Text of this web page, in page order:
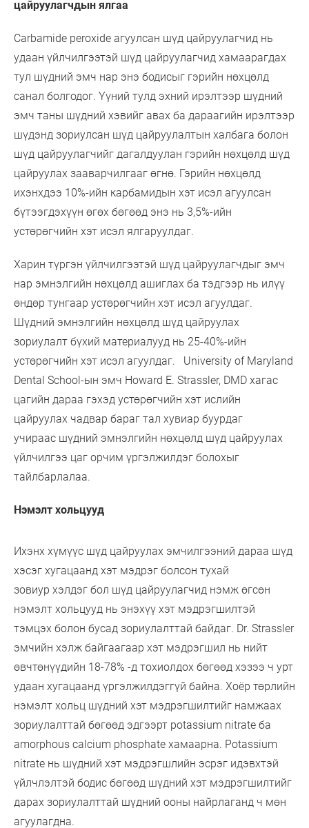
цайруулагчдын ялгаа
Carbamide peroxide агуулсан шүд цайруулагчид нь
удаан үйлчилгээтэй шүд цайруулагчид хамаарагдах
тул шүдний эмч нар энэ бодисыг гэрийн нөхцөлд
санал болгодог. Үүний тулд эхний ирэлтээр шүдний
эмч таны шүдний хэвийг авах ба дараагийн ирэлтээр
шүдэнд зориулсан шүд цайруулалтын халбага болон
шүд цайруулагчийг дагалдуулан гэрийн нөхцөлд шүд
цайруулах зааварчилгааг өгнө. Гэрийн нөхцөлд
ихэнхдээ 10%-ийн карбамидын хэт исэл агуулсан
бүтээгдэхүүн өгөх бөгөөд энэ нь 3,5%-ийн
устөрөгчийн хэт исэл ялгаруулдаг.
Харин түргэн үйлчилгээтэй шүд цайруулагчдыг эмч
нар эмнэлгийн нөхцөлд ашиглах ба тэдгээр нь илүү
өндөр тунгаар устөрөгчийн хэт исэл агуулдаг.
Шүдний эмнэлгийн нөхцөлд шүд цайруулах
зориулалт бүхий материалууд нь 25-40%-ийн
устөрөгчийн хэт исэл агуулдаг. University of Maryland
Dental School-ын эмч Howard E. Strassler, DMD хагас
цагийн дараа гэхэд устөрөгчийн хэт ислийн
цайруулах чадвар бараг тал хувиар буурдаг
учираас шүдний эмнэлгийн нөхцөлд шүд цайруулах
үйлчилгээ цаг орчим үргэлжилдэг болохыг
тайлбарлалаа.
Нэмэлт хольцууд
Ихэнх хүмүүс шүд цайруулах эмчилгээний дараа шүд
хэсэг хугацаанд хэт мэдрэг болсон тухай
зовиур хэлдэг бол шүд цайруулагчид нэмж өгсөн
нэмэлт хольцууд нь энэхүү хэт мэдрэгшилтэй
тэмцэх болон бусад зориулалттай байдаг. Dr. Strassler
эмчийн хэлж байгаагаар хэт мэдрэгшил нь нийт
өвчтөнүүдийн 18-78% -д тохиолдох бөгөөд хэзээ ч урт
удаан хугацаанд үргэлжилдэггүй байна. Хоёр төрлийн
нэмэлт хольц шүдний хэт мэдрэгшилтийг намжаах
зориулалттай бөгөөд эдгээрт potassium nitrate ба
amorphous calcium phosphate хамаарна. Potassium
nitrate нь шүдний хэт мэдрэгшлийн эсрэг идэвхтэй
үйлчлэлтэй бодис бөгөөд шүдний хэт мэдрэгшилтийг
дарах зориулалттай шүдний ооны найрлаганд ч мөн
агуулагдна.